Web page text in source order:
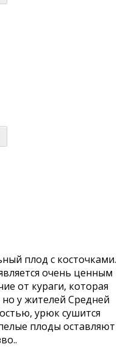
плод с косточками.
очень ценным
от кураги, которая
у жителей Средней
урюк сушится
плоды оставляют